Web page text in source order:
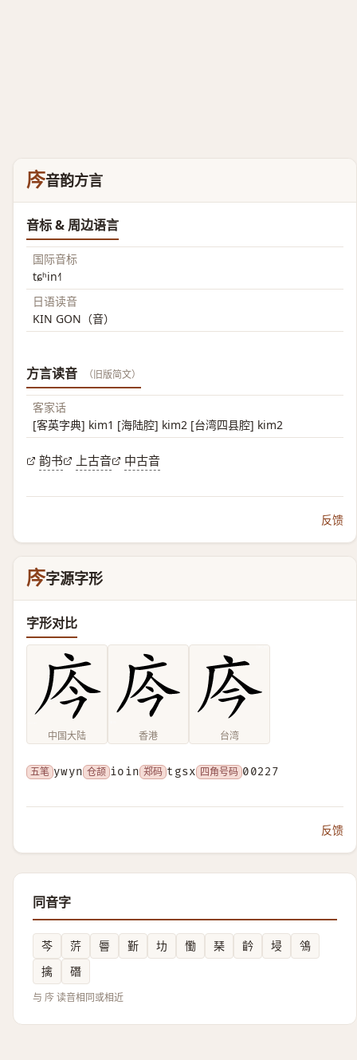
庈音韵方言
音标 & 周边语言
国际音标
tɕʰin˧˥
日语读音
KIN GON（音）
方言读音 （旧版简文）
客家话
[客英字典] kim1 [海陆腔] kim2 [台湾四县腔] kim2
韵书 上古音 中古音
反馈
庈字源字形
字形对比
中国大陆 香港 台湾
五笔 ywyn 仓颉 ioin 郑码 tgsx 四角号码 00227
反馈
同音字
芩 䓅 䢈 斳 㘦 懄 琹 䶖 埐
鳹
擒
䃡
与 庈 读音相同或相近